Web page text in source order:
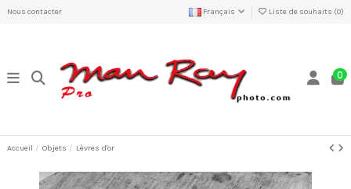
Nous contacter Français Liste de souhaits (0)
0
Accueil Objets Lèvres d'or